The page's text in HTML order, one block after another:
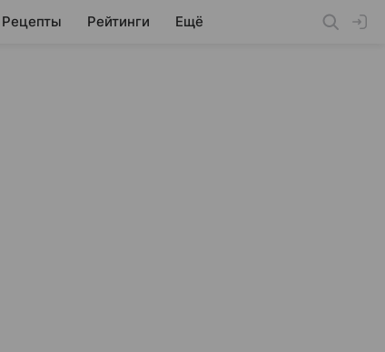
Рецепты Рейтинги Ещё